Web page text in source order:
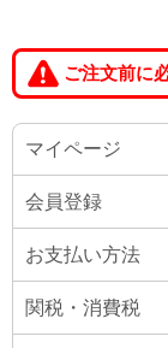
ご注文前に
マイページ
会員登録
お支払い方法
関税・消費税